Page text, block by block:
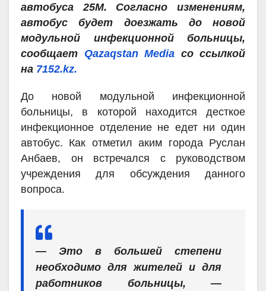
автобуса 25М. Согласно изменениям,
автобус будет доезжать до новой
модульной инфекционной больницы,
сообщает Qazaqstan Media со ссылкой
на 7152.kz.
До новой модульной инфекционной
больницы, в которой находится десткое
инфекционное отделение не едет ни один
автобус. Как отметил аким города Руслан
Анбаев, он встречался с руководством
учреждения для обсуждения данного
вопроса.
— Это в большей степени
необходимо для жителей и для
работников больницы, —